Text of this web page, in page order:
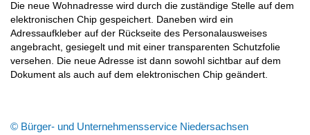
Die neue Wohnadresse wird durch die zuständige Stelle auf dem
elektronischen Chip gespeichert. Daneben wird ein
Adressaufkleber auf der Rückseite des Personalausweises
angebracht, gesiegelt und mit einer transparenten Schutzfolie
versehen. Die neue Adresse ist dann sowohl sichtbar auf dem
Dokument als auch auf dem elektronischen Chip geändert.
© Bürger- und Unternehmensservice Niedersachsen